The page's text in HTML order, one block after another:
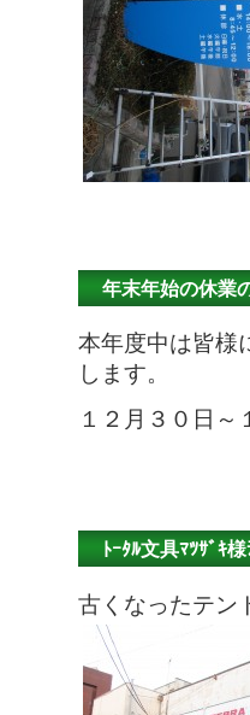
年末年始の休業
本年度中は皆様
します。
１２月３０日
ﾄｰﾀﾙ文具ﾏﾂｻﾞｷ
古くなったテン